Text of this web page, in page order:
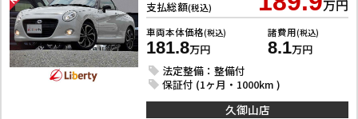
支払総額(税込) 万円
車両本体価格(税込)
181.8万円
諸費用(税込)
8.1万円
法定整備：整備付
保証付 (1ヶ月・1000km )
久御山店